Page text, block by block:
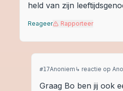
held van zijn
Reageer Rapporteer
#17Anoniem ↳ reactie op
Graag Bo ben jij ook